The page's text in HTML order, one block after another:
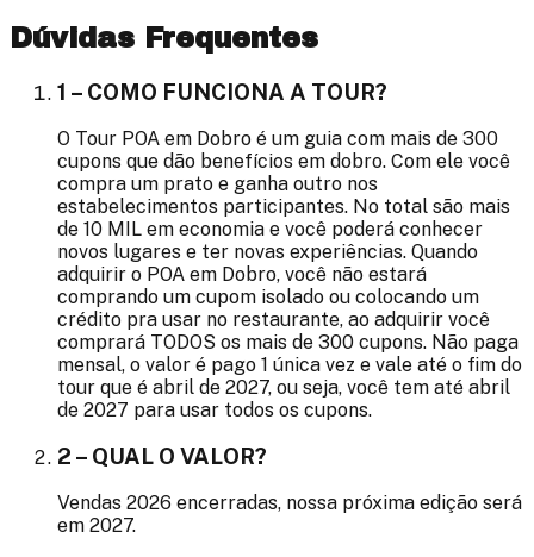
Dúvidas Frequentes
1 – COMO FUNCIONA A TOUR?
O Tour POA em Dobro é um guia com mais de 300
cupons que dão benefícios em dobro. Com ele você
compra um prato e ganha outro nos
estabelecimentos participantes. No total são mais
de 10 MIL em economia e você poderá conhecer
novos lugares e ter novas experiências. Quando
adquirir o POA em Dobro, você não estará
comprando um cupom isolado ou colocando um
crédito pra usar no restaurante, ao adquirir você
comprará TODOS os mais de 300 cupons. Não paga
mensal, o valor é pago 1 única vez e vale até o fim do
tour que é abril de 2027, ou seja, você tem até abril
de 2027 para usar todos os cupons.
2 – QUAL O VALOR?
Vendas 2026 encerradas, nossa próxima edição será
em 2027.